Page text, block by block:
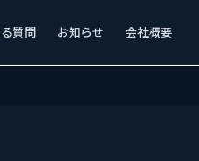
質問 お知らせ 会社概要